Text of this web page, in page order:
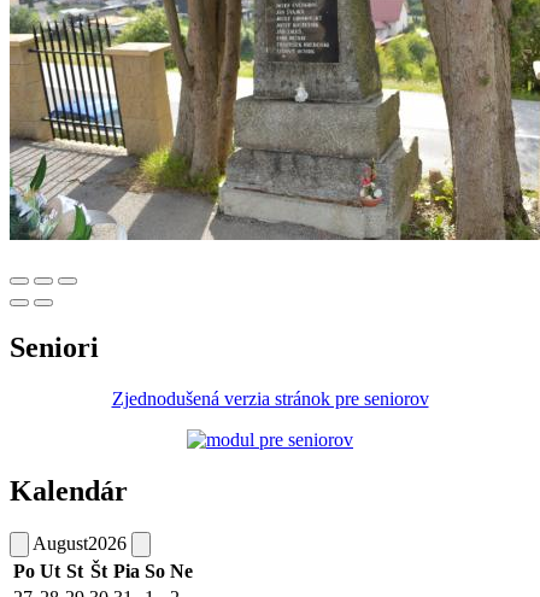
Seniori
Zjednodušená verzia stránok pre seniorov
Kalendár
August2026
Po Ut St Št Pia So Ne